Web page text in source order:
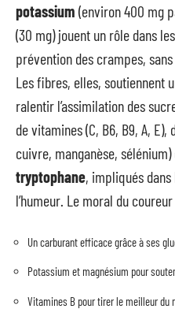
potassium (environ 400 mg
(30 mg) jouent un rôle dans
prévention des crampes,
Les fibres, elles, soutiennent
ralentir l’assimilation des
de vitamines (C, B6, B9, A,
cuivre, manganèse,
tryptophane, impliqués
l’humeur. Le moral du coureur
Un carburant efficace grâce à ses
Potassium et magnésium pour
Vitamines B pour tirer le meilleur du